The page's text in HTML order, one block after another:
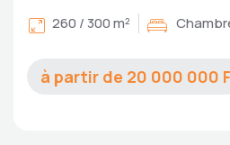
260 / 300 m²
20 000 000